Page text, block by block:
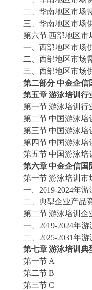
二、华南地区市场
三、华南地区市场
第六节 西部地区市
一、西部地区市场
二、西部地区市场
三、西部地区市场
第二部分 中金企信
第五章 游泳培训行
第一节 游泳培训行
第二节 中国游泳培
第三节 中国游泳培
第四节 中国游泳培
第五节 中国游泳培
第六章 中金企信国
第一节 游泳培训市
一、 2019-2024年
二、典型企业产品
第二节 游泳培训企
一、 2019-2024年
二、 2025-2031年
第七章 游泳培训典
第一节 A
第二节 B
第三节 C